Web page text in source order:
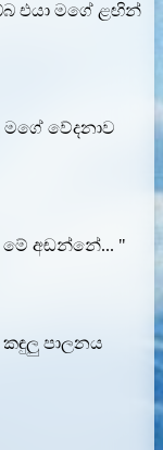
එයා මගේ ළඟින්
වේදනාව
අඬන්නේ... "
පාලනය